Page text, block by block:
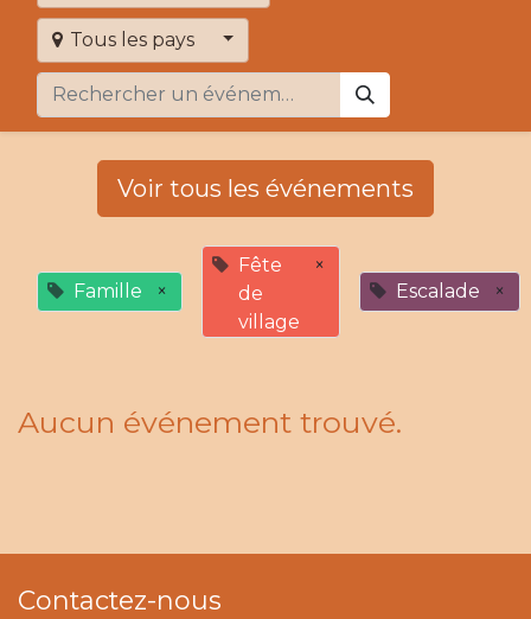
Tous les pays
Voir tous les événements
Famille ×
Fête
de
village
×
Escalade
×
Aucun événement trouvé.
Contactez-nous